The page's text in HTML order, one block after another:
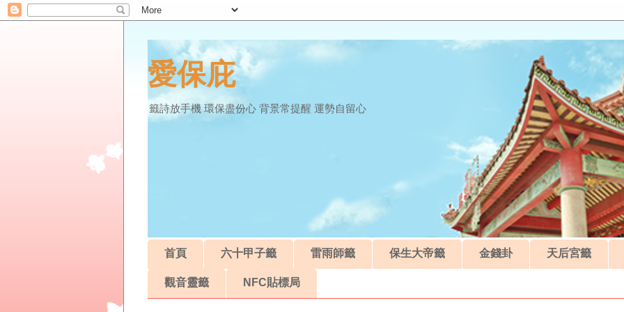
愛保庇
籤詩放手機 環保盡份心 背景常提醒 運勢自留心
首頁 六十甲子籤 雷雨師籤 保生大帝籤 金錢卦 天后宮籤
觀音靈籤 NFC貼標局